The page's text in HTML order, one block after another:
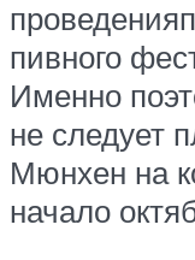
пивного
Именно
не следует
Мюнхен на
начало